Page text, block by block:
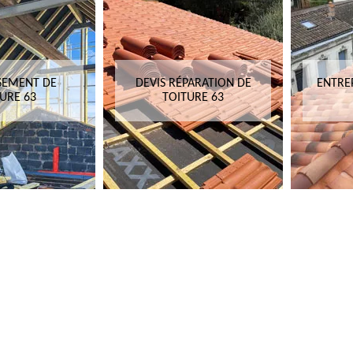
DE
63
DEVIS RÉPARATION DE
TOITURE 63